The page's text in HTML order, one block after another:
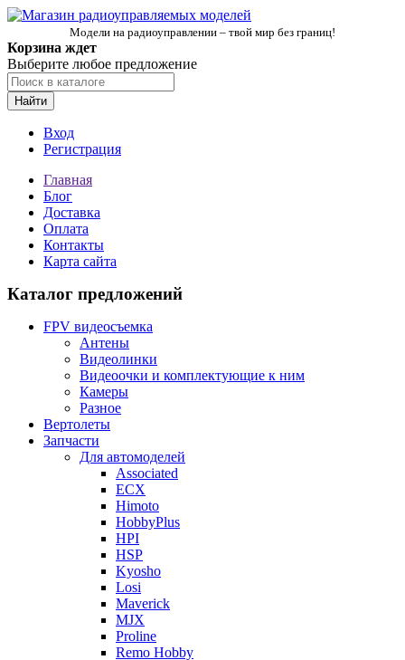
Модели на радиоуправлении – твой мир без границ!
Корзина ждет
Выберите любое предложение
Найти
Вход
Регистрация
Главная
Блог
Доставка
Оплата
Контакты
Карта сайта
Каталог предложений
FPV видеосъемка
Антены
Видеолинки
Видеоочки и комплектующие к ним
Камеры
Разное
Вертолеты
Запчасти
Для автомоделей
Associated
ECX
Himoto
HobbyPlus
HPI
HSP
Kyosho
Losi
Maverick
MJX
Proline
Remo Hobby